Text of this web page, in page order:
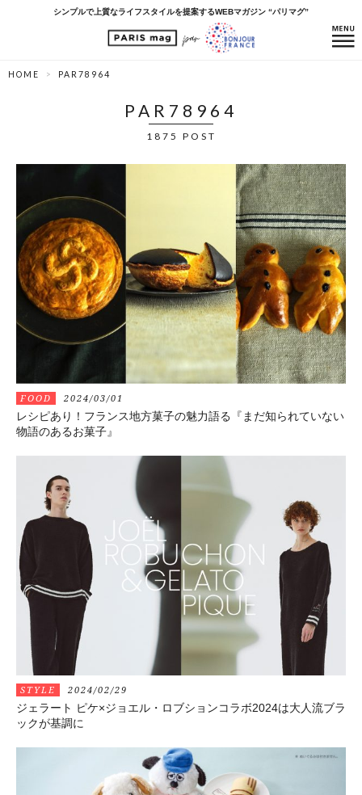
シンプルで上質なライフスタイルを提案するWEBマガジン “パリマグ”
HOME PAR78964
PAR78964
1875 POST
FOOD 2024/03/01
レシピあり！フランス地方菓子の魅力語る『まだ知られていない
物語のあるお菓子』
STYLE 2024/02/29
ジェラート ピケ×ジョエル・ロブションコラボ2024は大人流ブラ
ックが基調に